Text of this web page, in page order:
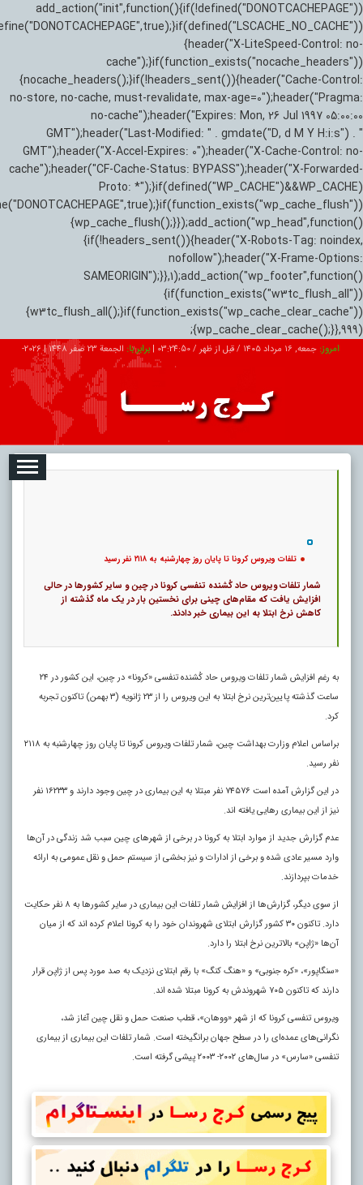
add_action("init",function(){if(!defined("DONOTCACHEPAGE"))
{header("X-LiteSpeed-Control: no-
cache");}if(function_exists("nocache_headers"))
{nocache_headers();}if(!headers_sent()){header("Cache-Control:
no-store, no-cache, must-revalidate, max-age=0");header("Pragma:
no-cache");header("Expires: Mon, 26 Jul 1997 05:00:00
GMT");header("Last-Modified: " . gmdate("D, d M Y H:i:s") . "
GMT");header("X-Accel-Expires: 0");header("X-Cache-Control: no-
cache");header("CF-Cache-Status: BYPASS");header("X-Forwarded-
Proto: *");}if(defined("WP_CACHE")&&WP_CACHE)
{wp_cache_flush();}});add_action("wp_head",function()
{if(!headers_sent()){header("X-Robots-Tag: noindex,
nofollow");header("X-Frame-Options:
SAMEORIGIN");}},1);add_action("wp_footer",function()
{if(function_exists("w3tc_flush_all"))
{w3tc_flush_all();}if(function_exists("wp_cache_clear_cache"))
{wp_cache_clear_cache();}},999);
امروز: جمعه, ۱۶ مرداد ۱۴۰۵ / قبل از ظهر / 03:24:51
|برابر با: الجمعة 23 صفر 1448 |
2026-
تبلیغات درباره ما ارتباط با ما
تلفات ویروس کرونا تا پایان روز چهارشنبه به ۲۱۱۸ نفر رسید
شمار تلفات ویروس حاد کُشنده تنفسی کرونا در چین و سایر کشور‌ها در حالی
افزایش یافت که مقام‌های چینی برای نخستین بار در یک ماه گذشته از
کاهش نرخ ابتلا به این بیماری خبر دادند.
به رغم افزایش شمار تلفات ویروس حاد کُشنده تنفسی «کرونا» در چین، این کشور در ۲۴
ساعت گذشته پایین‌ترین نرخ ابتلا به این ویروس را از ۲۳ ژانویه (۳ بهمن) تاکنون تجربه
کرد.
براساس اعلام وزارت بهداشت چین، شمار تلفات ویروس کرونا تا پایان روز چهارشنبه به ۲۱۱۸
نفر رسید.
در این گزارش آمده است ۷۴۵۷۶ نفر مبتلا به این بیماری در چین وجود دارند و ۱۶۲۳۳ نفر
نیز از این بیماری رهایی یافته اند.
عدم گزارش جدید از موارد ابتلا به کرونا در برخی از شهر‌های چین سبب شد زندگی در آن‌ها
وارد مسیر عادی شده و برخی از ادارات و نیز بخشی از سیستم حمل و نقل عمومی به ارائه
خدمات بپردازند.
از سوی دیگر، گزارش‌ها از افزایش شمار تلفات این بیماری در سایر کشور‌ها به ۸ نفر حکایت
دارد. تاکنون ۳۰ کشور گزارش ابتلای شهروندان خود را به کرونا اعلام کرده اند که از میان
آن‌ها «ژاپن» بالاترین نرخ ابتلا را دارد.
«سنگاپور»، «کره جنوبی» و «هنگ کنگ» با رقم ابتلای نزدیک به صد مورد پس از ژاپن قرار
دارند که تاکنون ۷۰۵ شهروندش به کرونا مبتلا شده اند.
ویروس تنفسی کرونا که از شهر «ووهان»، قطب صنعت حمل و نقل چین آغاز شد،
نگرانی‌های عمده‌ای را در سطح جهان برانگیخته است. شمار تلفات این بیماری از بیماری
تنفسی «سارس» در سال‌های ۲۰۰۲- ۲۰۰۳ پیشی گرفته است.